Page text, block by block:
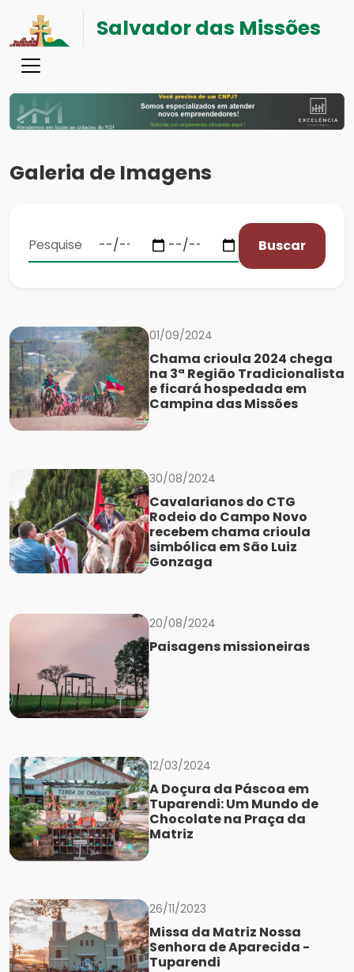
Salvador das Missões
Galeria de Imagens
Buscar
01/09/2024
Chama crioula 2024 chega
na 3ª Região Tradicionalista
e ficará hospedada em
Campina das Missões
30/08/2024
Cavalarianos do CTG
Rodeio do Campo Novo
recebem chama crioula
simbólica em São Luiz
Gonzaga
20/08/2024
Paisagens missioneiras
12/03/2024
A Doçura da Páscoa em
Tuparendi: Um Mundo de
Chocolate na Praça da
Matriz
26/11/2023
Missa da Matriz Nossa
Senhora de Aparecida -
Tuparendi